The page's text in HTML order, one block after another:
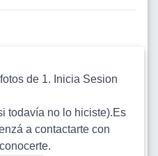
de 1. Inicia Sesion
todavía no lo hiciste).Es
a contactarte con